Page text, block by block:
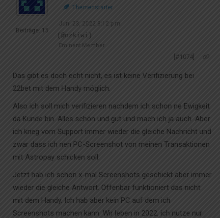
Beiträge: 15
Themenstarter
Juni 23, 2022 8:12 p.m.
(@nzkiwi)
Eminent Member
[#1074]
Das gibt es doch echt nicht, es ist keine Verifizierung bei
22bet mit dem Handy möglich.
Also ich soll mich verifizieren nachdem ich schon ne Ewigkeit
da Kunde bin. Alles schön und gut und mach ich ja auch. Aber
ich krieg vom Support immer wieder die gleiche Nachricht und
zwar dass ich nen PC-Screenshot von meinen Transaktionen
mit Astropay schicken soll.
Jetzt hab ich schon x-mal Screenshots geschickt aber immer
wieder die gleiche Antwort. Offenbar funktioniert das nicht
mit dem Handy. Ich hab aber kein PC auf dem ich
Screenshots machen kann. Wir leben in 2022, ich nutze nur